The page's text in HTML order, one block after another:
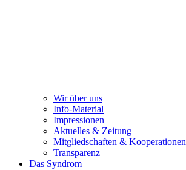
Wir über uns
Info-Material
Impressionen
Aktuelles & Zeitung
Mitgliedschaften & Kooperationen
Transparenz
Das Syndrom